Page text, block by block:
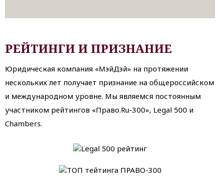
РЕЙТИНГИ И ПРИЗНАНИЕ
Юридическая компания «МэйДэй» на протяжении
нескольких лет получает признание на общероссийском
и международном уровне. Мы являемся постоянным
участником рейтингов «Право.Ru-300», Legal 500 и
Chambers.